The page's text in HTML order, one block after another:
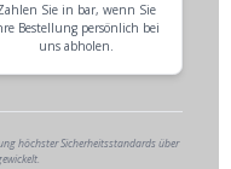
Sie in bar, wenn Sie
Bestellung persönlich bei
uns abholen.
höchster Sicherheitsstandards über